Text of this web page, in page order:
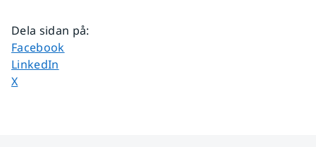
Dela sidan på:
Dela sidan på
Facebook
Dela sidan på
LinkedIn
Dela sidan på
X